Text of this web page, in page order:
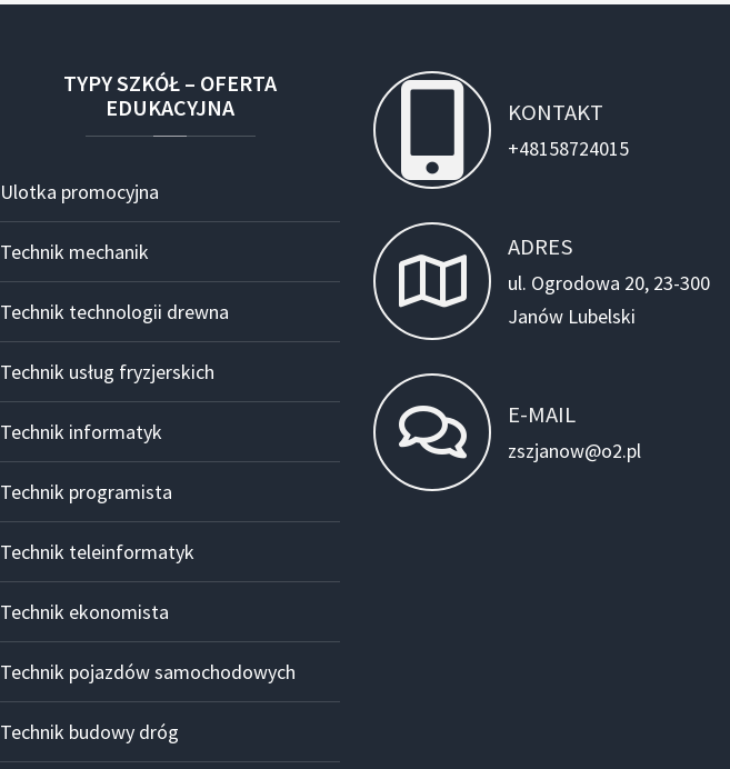
TYPYSZKÓŁ – OFERTA
EDUKACYJNA
Ulotka promocyjna
Technik mechanik
Technik technologii drewna
Technik usług fryzjerskich
Technik informatyk
Technik programista
Technik teleinformatyk
Technik ekonomista
Technik pojazdów samochodowych
Technik budowy dróg
KONTAKT
+48158724015
ADRES
ul. Ogrodowa 20, 23-300
Janów Lubelski
E-MAIL
zszjanow@o2.pl